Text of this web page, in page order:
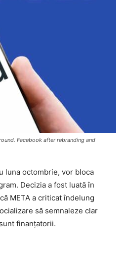
Facebook after rebranding and
luna octombrie, vor bloca
Decizia a fost luată în
META a criticat îndelung
să semnaleze clar
finanțatorii.